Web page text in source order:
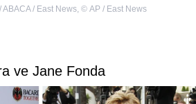
/ East News, © AP / East News
ve Jane Fonda